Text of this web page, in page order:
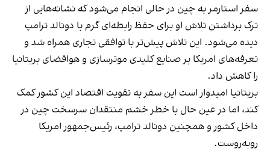
سفر استارمر به چین در حالی انجام می‌شود که نشانه‌هایی از
ترک برداشتن تلاش او برای حفظ رابطه‌ای گرم با دونالد ترامپ
دیده می‌شود. این تلاش پیش‌تر با توافقی تجاری همراه شد و
تعرفه‌های امریکا بر صنایع کلیدی موترسازی و هوافضای بریتانیا
را کاهش داد.
بریتانیا امیدوار است این سفر به تقویت اقتصاد این کشور کمک
کند، اما در عین حال با خطر خشم منتقدان سرسخت چین در
داخل کشور و همچنین دونالد ترامپ، رئیس‌جمهور امریکا
روبه‌روست.